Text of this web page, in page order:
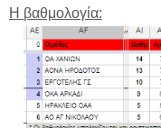
Η βαθμολογία: